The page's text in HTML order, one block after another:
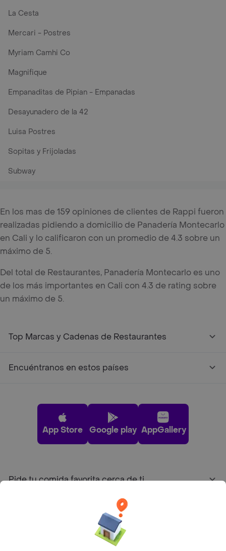
La Cesta
Mercari - Postres
Myriam Camhi Co
Magnifique
Empanaditas de Pipian - Empanadas
Desayunadero de la 42
Luisa Postres
Sopitas y Frijoladas
Subway
En los mas de 159 opiniones de clientes de Rappi fueron
realizadas pidiendo a domicilio de Panadería Montecarlo
en Cali y lo calificaron con un promedio de 4.3 sobre un
máximo de 5.
Del total de Restaurantes, Panadería Montecarlo es uno
de los más importantes en Cali con 4.3 de rating sobre
un máximo de 5.
Top Marcas y Cadenas de Restaurantes
Encuéntranos en estos países
App Store Google play AppGallery
Pide tu comida favorita cerca de ti